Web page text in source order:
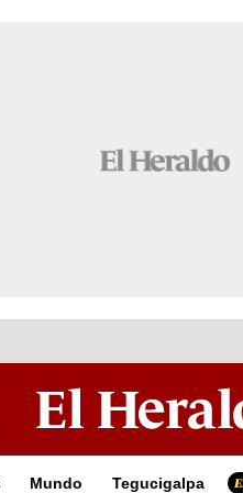
Mundo Tegucigalpa